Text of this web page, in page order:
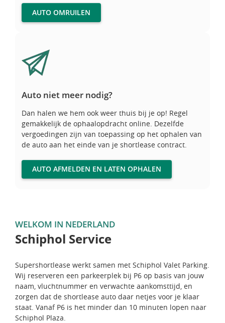
AUTO OMRUILEN
Auto niet meer nodig?
Auto niet meer nodig?
Dan halen we hem ook weer thuis bij je op! Regel
gemakkelijk de ophaalopdracht online. Dezelfde
vergoedingen zijn van toepassing op het ophalen van
de auto aan het einde van je shortlease contract.
AUTO AFMELDEN EN LATEN OPHALEN
WELKOM IN NEDERLAND
Schiphol Service
Supershortlease werkt samen met Schiphol Valet Parking.
Wij reserveren een parkeerplek bij P6 op basis van jouw
naam, vluchtnummer en verwachte aankomsttijd, en
zorgen dat de shortlease auto daar netjes voor je klaar
staat. Vanaf P6 is het minder dan 10 minuten lopen naar
Schiphol Plaza.